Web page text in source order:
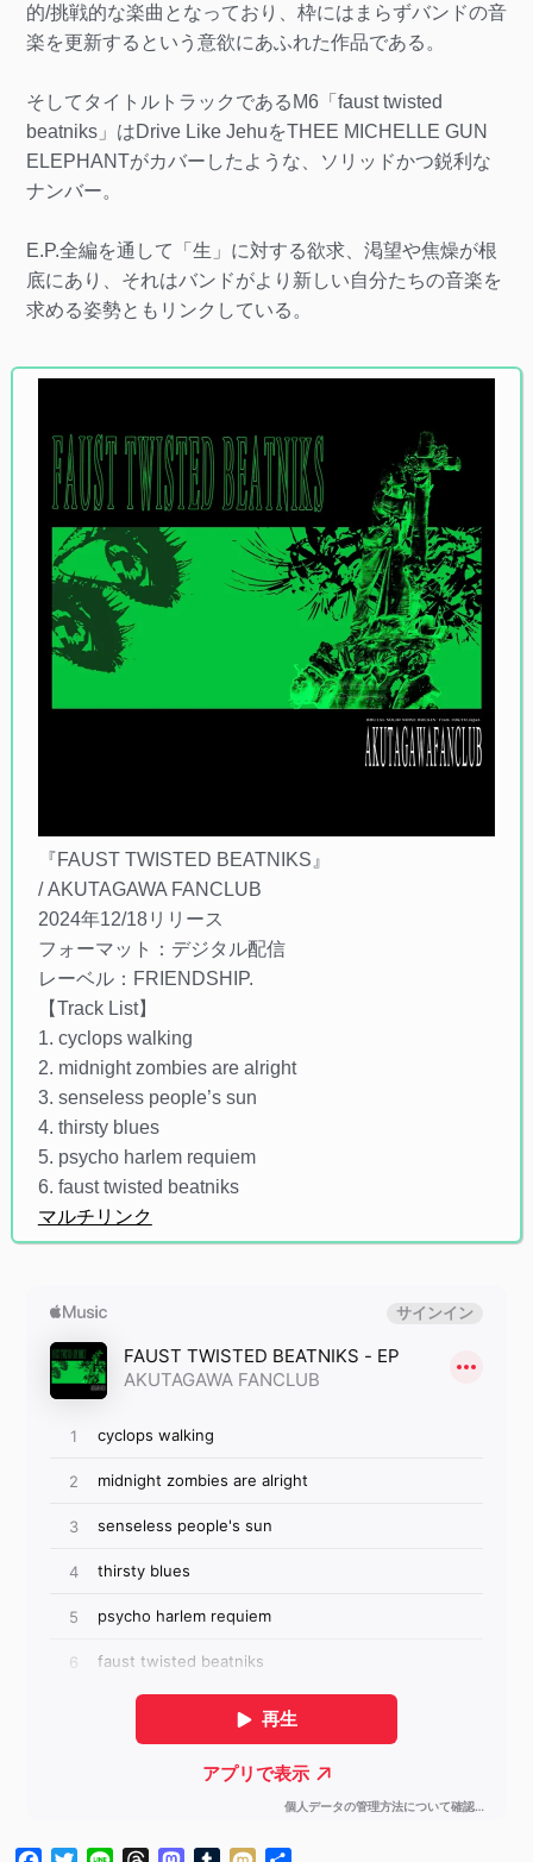
的/挑戦的な楽曲となっており、枠にはまらずバンドの音
楽を更新するという意欲にあふれた作品である。
そしてタイトルトラックであるM6「faust twisted
beatniks」はDrive Like JehuをTHEE MICHELLE GUN
ELEPHANTがカバーしたような、ソリッドかつ鋭利な
ナンバー。
E.P.全編を通して「生」に対する欲求、渇望や焦燥が根
底にあり、それはバンドがより新しい自分たちの音楽を
求める姿勢ともリンクしている。
『FAUST TWISTED BEATNIKS』
/ AKUTAGAWA FANCLUB
2024年12/18リリース
フォーマット：デジタル配信
レーベル：FRIENDSHIP.
【Track List】
1. cyclops walking
2. midnight zombies are alright
3. senseless people’s sun
4. thirsty blues
5. psycho harlem requiem
6. faust twisted beatniks
マルチリンク